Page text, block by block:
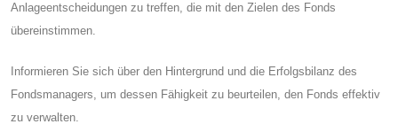
Anlageentscheidungen zu treffen, die mit den Zielen des Fonds
übereinstimmen.
Informieren Sie sich über den Hintergrund und die Erfolgsbilanz des
Fondsmanagers, um dessen Fähigkeit zu beurteilen, den Fonds effektiv
zu verwalten.